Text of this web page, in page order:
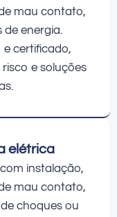
mau contato,
energia.
certificado,
e soluções
elétrica
instalação,
mau contato,
choques ou